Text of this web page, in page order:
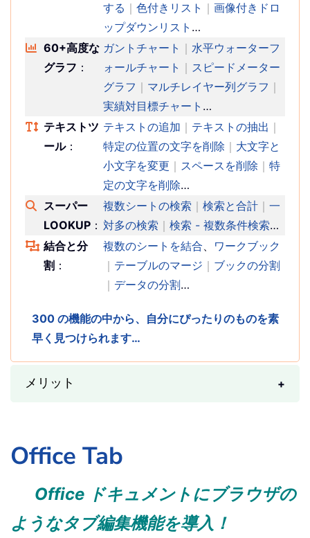
する ｜ 色付きリスト ｜ 画像付きドロ
ップダウンリスト …
60+高度な
グラフ ：
ガントチャート ｜ 水平ウォーターフ
ォールチャート ｜ スピードメーター
グラフ ｜ マルチレイヤー列グラフ ｜
実績対目標チャート …
テキストツ
ール：
テキストの追加 ｜ テキストの抽出 ｜
特定の位置の文字を削除 ｜ 大文字と
小文字を変更 ｜ スペースを削除 ｜ 特
定の文字を削除…
スーパー
LOOKUP ：
複数シートの検索 ｜ 検索と合計 ｜ 一
対多の検索 ｜ 検索 - 複数条件検索…
結合と分
割 ：
複数のシートを結合
ワークブック
｜ テーブルのマージ ｜ ブックの分割
｜ データの分割…
300 の機能の中から、自分にぴったりのものを素
早く見つけられます…
メリット
Office Tab
Office ドキュメントにブラウザの
ようなタブ編集機能を導入！